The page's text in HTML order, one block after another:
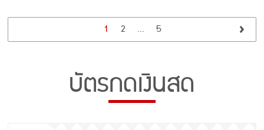
1 2 ... 5
บัตรกดเงินสด